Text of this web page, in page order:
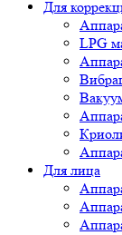
Для
LPG
Для лица